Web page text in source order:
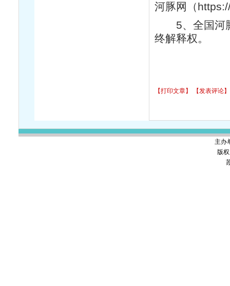
河豚网（
5、全国河豚
终解释权。
【打印文章】 【发表评论】
主办
版